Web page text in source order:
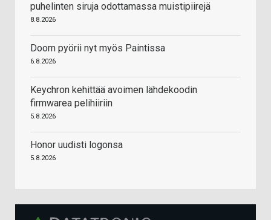
puhelinten siruja odottamassa muistipiirejä
8.8.2026
Doom pyörii nyt myös Paintissa
6.8.2026
Keychron kehittää avoimen lähdekoodin
firmwarea pelihiiriin
5.8.2026
Honor uudisti logonsa
5.8.2026